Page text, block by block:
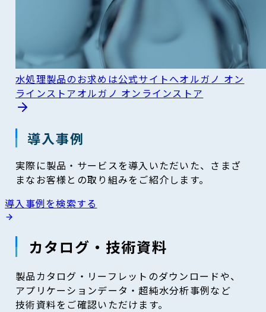
水処理製品のお求めは公式サイトへオルガノ オン
ラインストアオルガノ オンラインストア
導入事例
実際に製品・サービスを導入いただいた、さまざ
まなお客様との取り組みをご紹介します。
導入事例を検索する
カタログ・技術資料
製品カタログ・リーフレットのダウンロードや、
アプリケーションデータ・超純水分析事例など
技術資料をご確認いただけます。